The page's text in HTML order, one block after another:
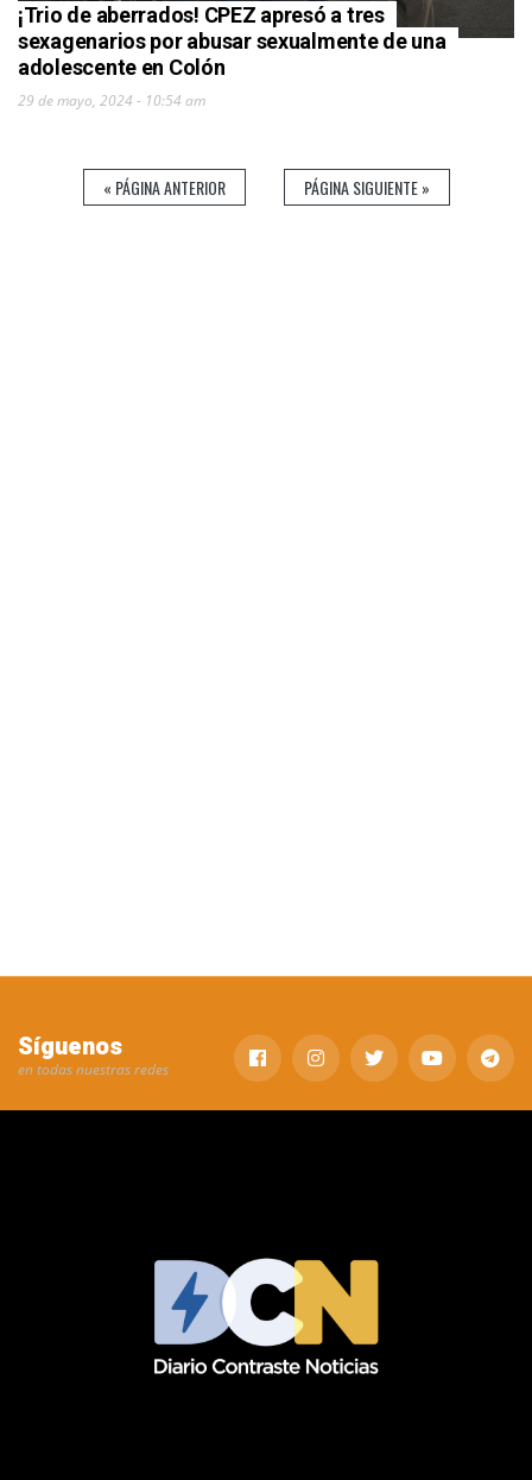
¡Trio de aberrados! CPEZ apresó a tres
sexagenarios por abusar sexualmente de una
adolescente en Colón
29 de mayo, 2024 - 10:54 am
« PÁGINA ANTERIOR PÁGINA SIGUIENTE »
Síguenos
en todas nuestras redes